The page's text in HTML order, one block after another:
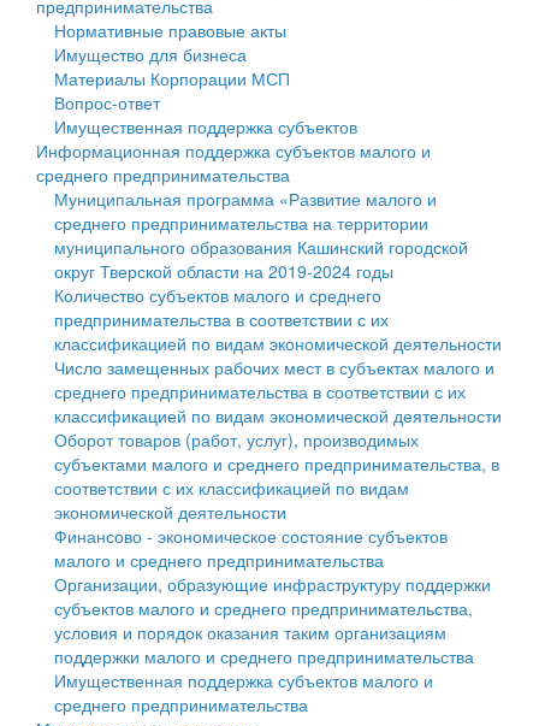
Государственные услуги
Промышленность и АПК
Экономика и бизнес
...
Символика
Устав
Гостям округа
Туризм
Культура
Образование
Здравоохранение
Социальная защита
Фотоальбом
муниципального округа Тверской области
Администрация Кашинского муниципального округа
Тверской области
Управление сельскими территориями
Открытые данные
Работа с обращениями граждан
Муниципальный контроль
Муниципальные услуги
Проекты административных регламентов
Антимонопольный комплаенс
Противодействие коррупции
Финансовое управление
Бюджет для граждан
Имущество
Выявление правообладателей ранее учтенных
объектов недвижимости
Имущественная поддержка субъектов малого и
среднего предпринимательства
Информационная поддержка субъектов малого и
среднего предпринимательства
Муниципальные программы
Контрольно-счетная палата
Персональные данные
Оценка регулирующего воздействия
Деятельность МУ
Нормативы градостроительного проектирования
предпринимательства
Нормативные правовые акты
Имущество для бизнеса
Материалы Корпорации МСП
Вопрос-ответ
Имущественная поддержка субъектов
Информационная поддержка субъектов малого и
среднего предпринимательства
Муниципальная программа «Развитие малого и
среднего предпринимательства на территории
муниципального образования Кашинский городской
округ Тверской области на 2019-2024 годы
Количество субъектов малого и среднего
предпринимательства в соответствии с их
классификацией по видам экономической деятельности
Число замещенных рабочих мест в субъектах малого и
среднего предпринимательства в соответствии с их
классификацией по видам экономической деятельности
Оборот товаров (работ, услуг), производимых
субъектами малого и среднего предпринимательства, в
соответствии с их классификацией по видам
экономической деятельности
Финансово - экономическое состояние субъектов
малого и среднего предпринимательства
Организации, образующие инфраструктуру поддержки
субъектов малого и среднего предпринимательства,
условия и порядок оказания таким организациям
поддержки малого и среднего предпринимательства
Имущественная поддержка субъектов малого и
среднего предпринимательства